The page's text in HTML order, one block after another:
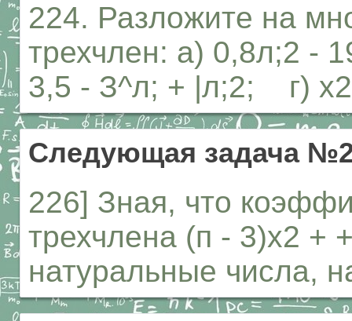
224. Разложите на
трехчлен: а) 0,8л;2 -
3,5 - З^л; + |л;2; г)
Следующая задача
226] Зная, что
трехчлена (п - 3)х2 +
натуральные числа,